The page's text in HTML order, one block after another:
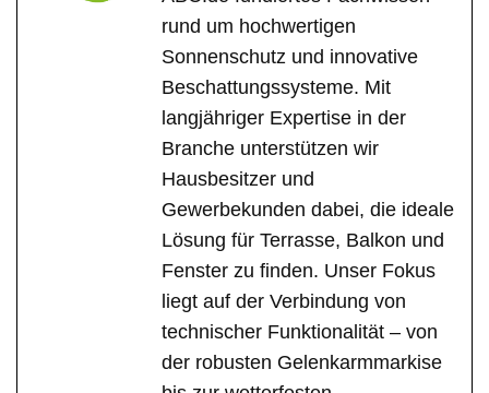
rund um hochwertigen
Sonnenschutz und innovative
Beschattungssysteme. Mit
langjähriger Expertise in der
Branche unterstützen wir
Hausbesitzer und
Gewerbekunden dabei, die ideale
Lösung für Terrasse, Balkon und
Fenster zu finden. Unser Fokus
liegt auf der Verbindung von
technischer Funktionalität – von
der robusten Gelenkarmmarkise